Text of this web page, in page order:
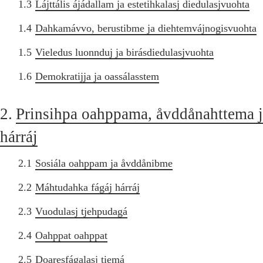
1.3 Lájttális ájádallam ja estetihkalasj diedulasjvuohta
1.4 Dahkamávvo, berustibme ja diehtemvájnogisvuohta
1.5 Vieledus luonnduj ja birásdiedulasjvuohta
1.6 Demokratijja ja oassálasstem
2. Prinsihpa oahppama, åvddånahttema
hárráj
2.1 Sosiála oahppam ja åvddånibme
2.2 Máhtudahka fágáj hárráj
2.3 Vuodulasj tjehpudagá
2.4 Oahppat oahppat
2.5 Doaresfágalasj tiemá